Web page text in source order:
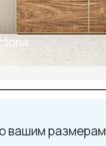
вашим размерам